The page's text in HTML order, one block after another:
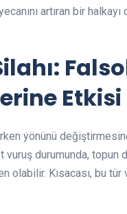
artıran bir
Etkisi
yönünü
vuruş durumunda,
olabilir. Kısacası, bu